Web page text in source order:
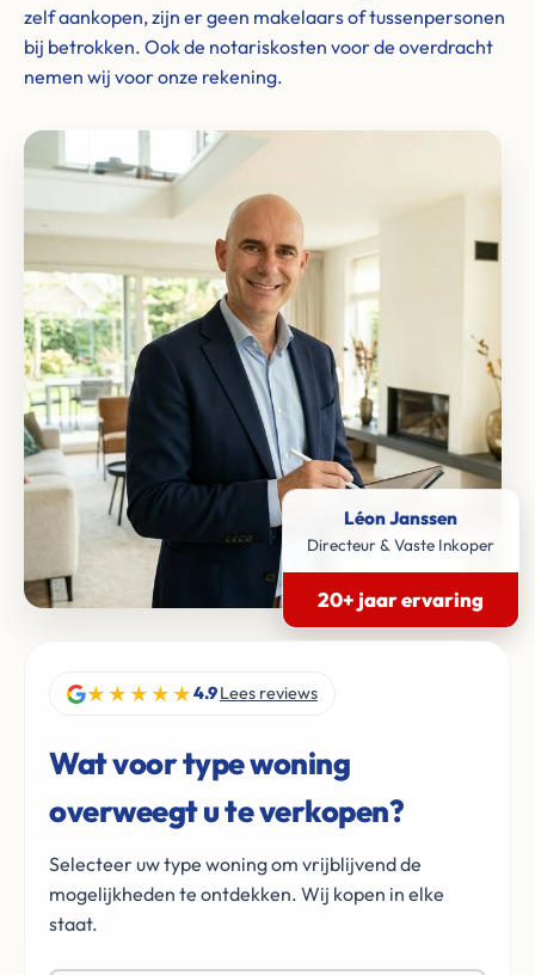
zelf aankopen, zijn er geen makelaars of tussenpersonen
bij betrokken. Ook de notariskosten voor de overdracht
nemen wij voor onze rekening.
Léon Janssen
Directeur & Vaste Inkoper
20+ jaar ervaring
★★★★★4.9Lees reviews
Wat voor type woning
overweegt u te verkopen?
Selecteer uw type woning om vrijblijvend de
mogelijkheden te ontdekken. Wij kopen in elke
staat.